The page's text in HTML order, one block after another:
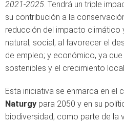
2021-2025. Tendrá un triple
su contribución a la
reducción del impacto climático
natural; social, al favorecer el
de empleo; y económico, ya
sostenibles y el crecimiento
Esta iniciativa se enmarca en el
Naturgy para 2050 y en su
biodiversidad, como parte de la